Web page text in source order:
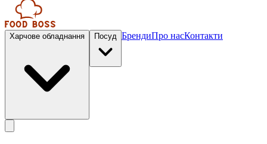
Харчове обладнання Посуд БрендиПро насКонтакти